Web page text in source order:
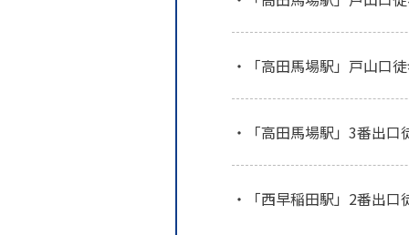
「高田馬場駅」戸山口
「高田馬場駅」3番出口
「西早稲田駅」2番出口